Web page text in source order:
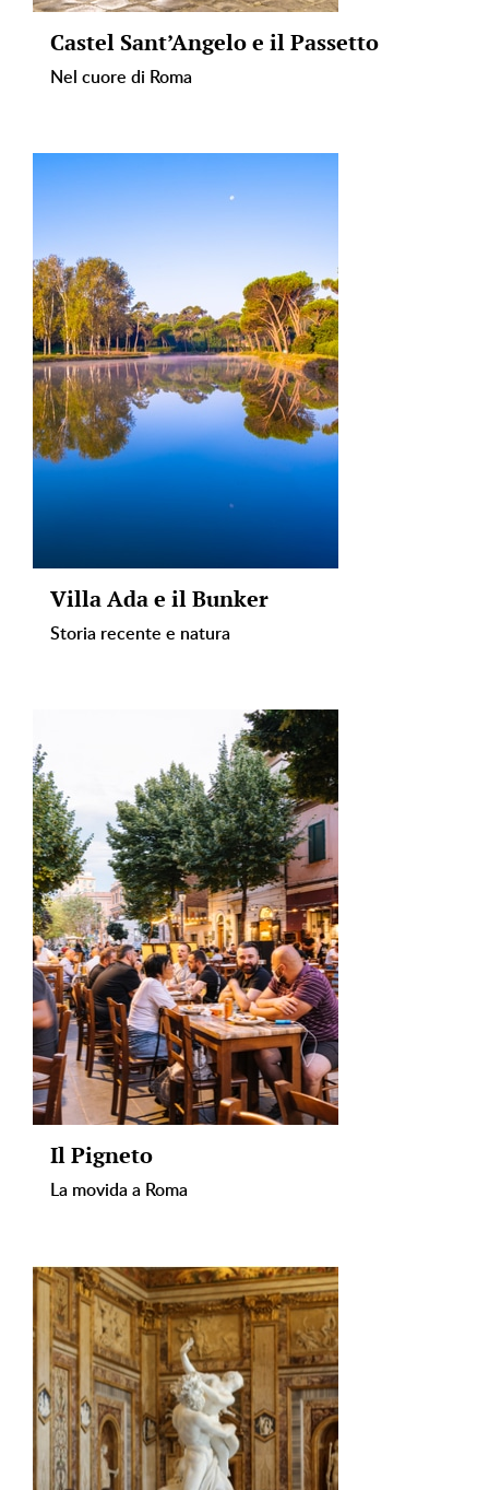
Castel Sant’Angelo e il Passetto
Nel cuore di Roma
Villa Ada e il Bunker
Storia recente e natura
Il Pigneto
La movida a Roma